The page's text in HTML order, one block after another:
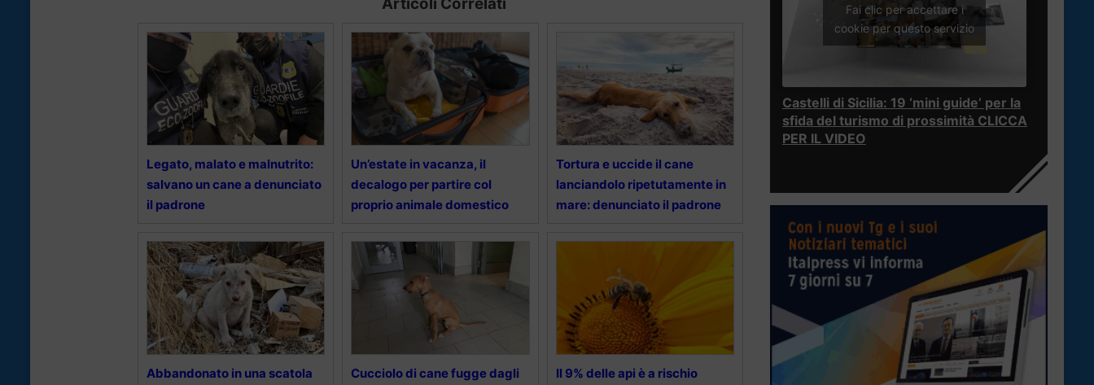
Articoli Correlati
Legato, malato e malnutrito:
salvano un cane a denunciato
il padrone
Un’estate in vacanza, il
decalogo per partire col
proprio animale domestico
Tortura e uccide il cane
lanciandolo ripetutamente in
mare: denunciato il padrone
Abbandonato in una scatola
Cucciolo di cane fugge dagli
Il 9% delle api è a rischio
Fai clic per accettare i
cookie per questo servizio
Castelli di Sicilia: 19 ‘mini guide’ per la
sfida del turismo di prossimità CLICCA
PER IL VIDEO